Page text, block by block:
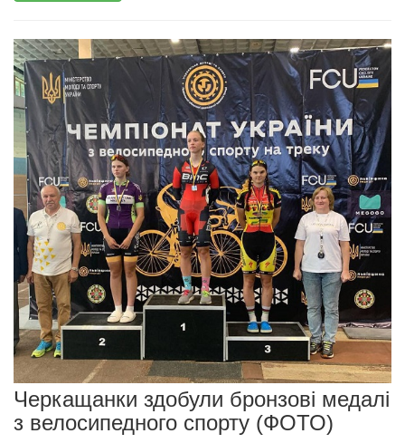
Черкащанки здобули бронзові медалі
з велосипедного спорту (ФОТО)